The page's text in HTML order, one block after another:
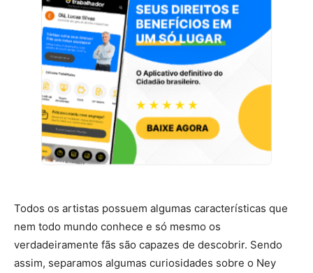
Todos os artistas possuem algumas características que
nem todo mundo conhece e só mesmo os
verdadeiramente fãs são capazes de descobrir. Sendo
assim, separamos algumas curiosidades sobre o Ney